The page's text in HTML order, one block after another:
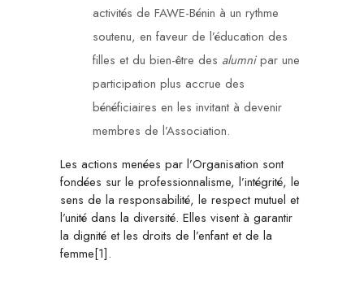
activités de FAWE-Bénin à un rythme
soutenu, en faveur de l’éducation des
filles et du bien-être des alumnipar une
participation plus accrue des
bénéficiaires en les invitant à devenir
membres de l’Association.
Les actions menées par l’Organisation sont
fondées sur le professionnalisme, l’intégrité, le
sens de la responsabilité, le respect mutuel et
l’unité dans la diversité. Elles visent à garantir
la dignité et les droits de l’enfant et de la
femme[1].